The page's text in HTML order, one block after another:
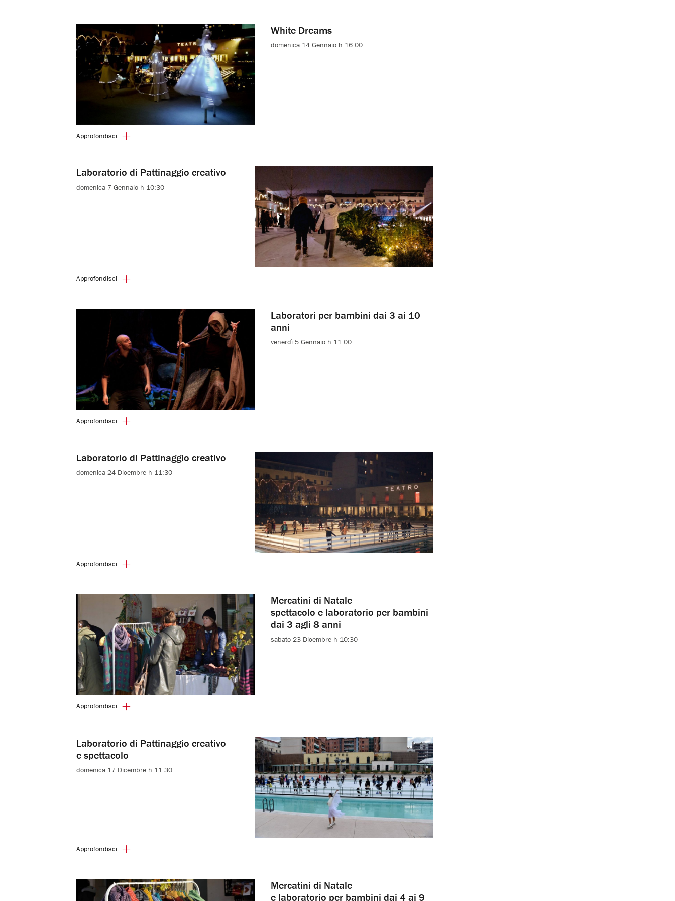
White Dreams
domenica 14 Gennaio h 16:00
Approfondisci
Laboratorio di Pattinaggio creativo
domenica 7 Gennaio h 10:30
Approfondisci
Laboratori per bambini dai 3 ai 10
anni
venerdì 5 Gennaio h 11:00
Approfondisci
Laboratorio di Pattinaggio creativo
domenica 24 Dicembre h 11:30
Approfondisci
Mercatini di Natale
spettacolo e laboratorio per bambini
dai 3 agli 8 anni
sabato 23 Dicembre h 10:30
Approfondisci
Laboratorio di Pattinaggio creativo
e spettacolo
domenica 17 Dicembre h 11:30
Approfondisci
Mercatini di Natale
e laboratorio per bambini dai 4 ai 9